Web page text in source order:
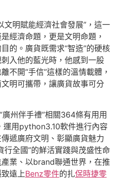
文明賦能經濟社會發展”，這一
經濟命題，更是文明命題，
的。廣貨既需求“智造”的硬核
入他的藍光時，他感到一股
不開“手信”這樣的溫情載體，
明可攜帶，讓廣貨故事可分
州伴手禮”相關364條有用用
運用python3.10軟件進行內容
遞廣府文明、彰顯廣貨魅力
行全國”的鮮活實踐與茂盛性命
業、以brand聯通世界，在推
遠上Benz零件的扎保時捷零